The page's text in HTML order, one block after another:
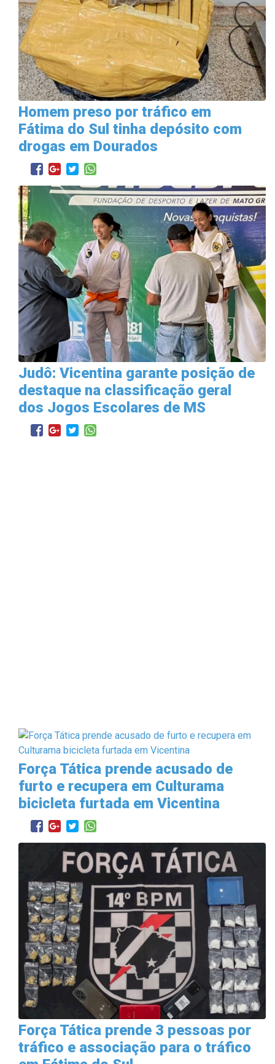
Homem preso por tráfico em
Fátima do Sul tinha depósito com
drogas em Dourados
Judô: Vicentina garante posição de
destaque na classificação geral
dos Jogos Escolares de MS
Força Tática prende acusado de
furto e recupera em Culturama
bicicleta furtada em Vicentina
Força Tática prende 3 pessoas por
tráfico e associação para o tráfico